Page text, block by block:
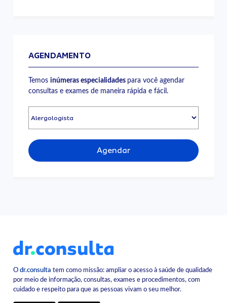
AGENDAMENTO
Temosinúmeras especialidades para você agendar
consultas e exames de maneira rápida e fácil.
Agendar
Odr.consulta tem como missão: ampliar o acesso à saúde de qualidade
por meio de informação, consultas, exames e procedimentos, com
cuidado e respeito para que as pessoas vivam o seu melhor.